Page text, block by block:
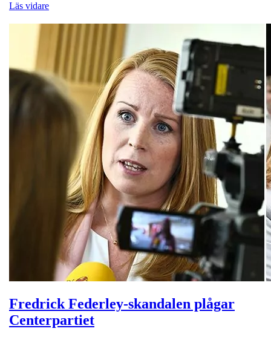
Läs vidare
Fredrick Federley-skandalen plågar
Centerpartiet